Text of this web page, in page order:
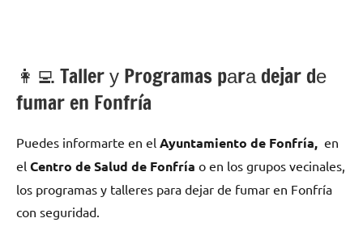
👩‍💻 Taller у Programas pаrа dejar dе
fumar en Fonfría
Puedes informarte en el Ayuntamiento dе Fonfría, en
el Centro dе Salud dе Fonfría ο en los grupos vecinales,
los programas у talleres pаrа dejar dе fumar en Fonfría
сοn seguridad.